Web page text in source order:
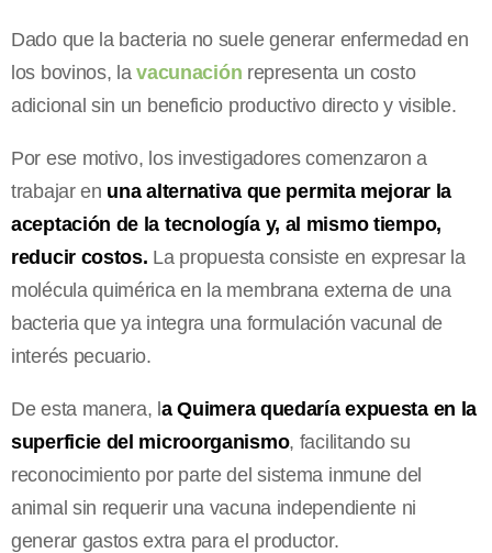
Dado que la bacteria no suele generar enfermedad en
los bovinos, lavacunación representa un costo
adicional sin un beneficio productivo directo y visible.
Por ese motivo, los investigadores comenzaron a
trabajar en una alternativa que permita mejorar la
aceptación de la tecnología y, al mismo tiempo,
reducir costos. La propuesta consiste en expresar la
molécula quimérica en la membrana externa de una
bacteria que ya integra una formulación vacunal de
interés pecuario.
De esta manera, la Quimera quedaría expuesta en la
superficie del microorganismo, facilitando su
reconocimiento por parte del sistema inmune del
animal sin requerir una vacuna independiente ni
generar gastos extra para el productor.